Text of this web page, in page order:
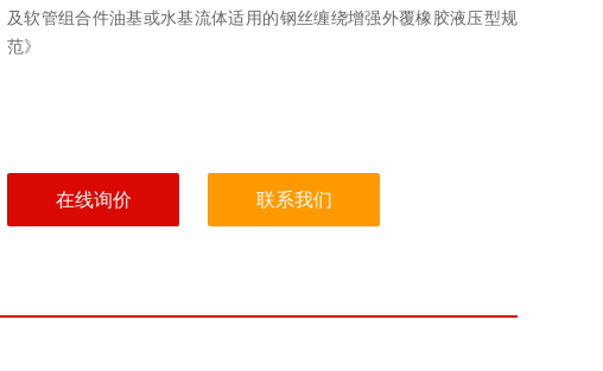
及软管组合件油基或水基流体适用的钢丝缠绕增强外覆橡胶液压型规
范》
在线询价 联系我们